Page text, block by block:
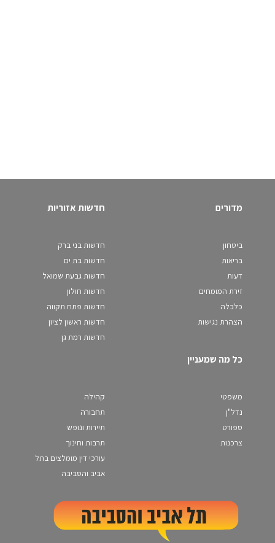
מדורים
ביטחון
בריאות
דעות
זירת המומחים
כלכלה
הצהרת נגישות
חדשות אזוריות
חדשות בני ברק
חדשות בת ים
חדשות גבעת שמואל
חדשות חולון
חדשות פתח תקווה
חדשות ראשון לציון
חדשות רמת גן
כל מה שמעניין
משפטי
נדל"ן
ספורט
צרכנות
קהילה
תחבורה
תיירות ונופש
תרבות וחינוך
עורכי דין מומלצים בתל
אביב והסביבה